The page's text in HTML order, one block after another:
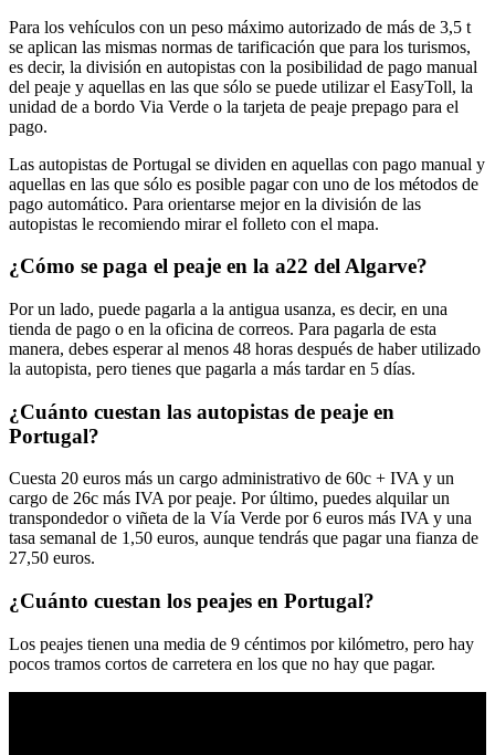
Para los vehículos con un peso máximo autorizado de más de 3,5 t
se aplican las mismas normas de tarificación que para los turismos,
es decir, la división en autopistas con la posibilidad de pago manual
del peaje y aquellas en las que sólo se puede utilizar el EasyToll, la
unidad de a bordo Via Verde o la tarjeta de peaje prepago para el
pago.
Las autopistas de Portugal se dividen en aquellas con pago manual y
aquellas en las que sólo es posible pagar con uno de los métodos de
pago automático. Para orientarse mejor en la división de las
autopistas le recomiendo mirar el folleto con el mapa.
¿Cómo se paga el peaje en la a22 del Algarve?
Por un lado, puede pagarla a la antigua usanza, es decir, en una
tienda de pago o en la oficina de correos. Para pagarla de esta
manera, debes esperar al menos 48 horas después de haber utilizado
la autopista, pero tienes que pagarla a más tardar en 5 días.
¿Cuánto cuestan las autopistas de peaje en
Portugal?
Cuesta 20 euros más un cargo administrativo de 60c + IVA y un
cargo de 26c más IVA por peaje. Por último, puedes alquilar un
transpondedor o viñeta de la Vía Verde por 6 euros más IVA y una
tasa semanal de 1,50 euros, aunque tendrás que pagar una fianza de
27,50 euros.
¿Cuánto cuestan los peajes en Portugal?
Los peajes tienen una media de 9 céntimos por kilómetro, pero hay
pocos tramos cortos de carretera en los que no hay que pagar.